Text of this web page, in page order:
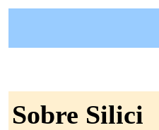
Sobre Silici